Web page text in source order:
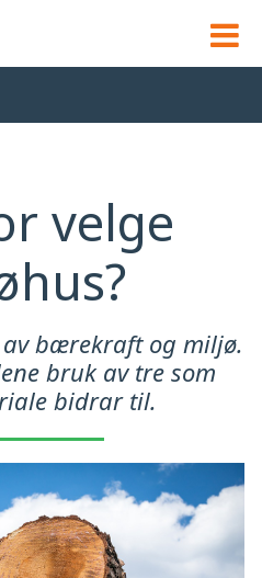
velge
bærekraft og miljø.
bruk av tre som
bidrar til.